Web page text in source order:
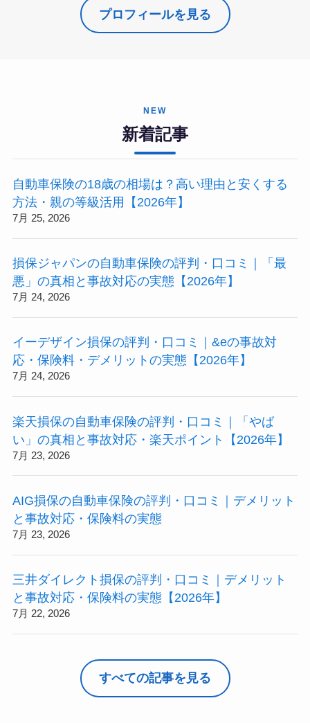
プロフィールを見る
NEW
新着記事
自動車保険の18歳の相場は？高い理由と安くする
方法・親の等級活用【2026年】
7月 25, 2026
損保ジャパンの自動車保険の評判・口コミ｜「最
悪」の真相と事故対応の実態【2026年】
7月 24, 2026
イーデザイン損保の評判・口コミ｜&eの事故対
応・保険料・デメリットの実態【2026年】
7月 24, 2026
楽天損保の自動車保険の評判・口コミ｜「やば
い」の真相と事故対応・楽天ポイント【2026年】
7月 23, 2026
AIG損保の自動車保険の評判・口コミ｜デメリット
と事故対応・保険料の実態
7月 23, 2026
三井ダイレクト損保の評判・口コミ｜デメリット
と事故対応・保険料の実態【2026年】
7月 22, 2026
すべての記事を見る